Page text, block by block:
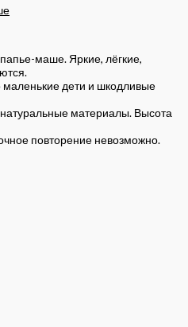
маше. Яркие, лёгкие,
маленькие дети и шкодливые
материалы. Высота
повторение невозможно.